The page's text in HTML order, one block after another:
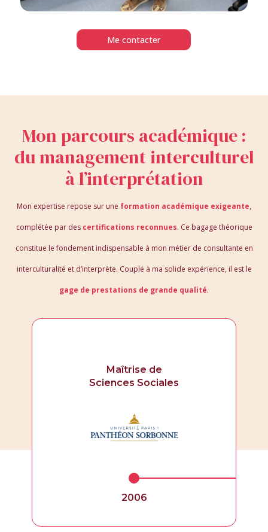
Me contacter
Mon parcours académique :
du management interculturel
à l’interprétation
Mon expertise repose sur une formation académique exigeante,
complétée par des certifications reconnues. Ce bagage théorique
constitue le fondement indispensable à mon métier de consultante en
interculturalité et d’interprète. Couplé à ma solide expérience, il est le
gage de prestations de grande qualité.
2009
M2 Traductrice Linguiste Français
Anglais Espagnol